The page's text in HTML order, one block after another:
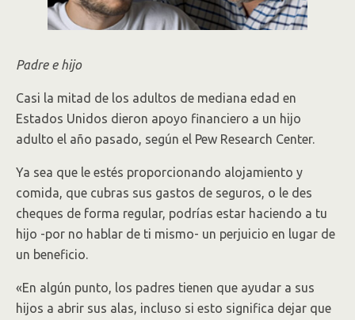
Padre e hijo
Casi la mitad de los adultos de mediana edad en
Estados Unidos dieron apoyo financiero a un hijo
adulto el año pasado, según el Pew Research Center.
Ya sea que le estés proporcionando alojamiento y
comida, que cubras sus gastos de seguros, o le des
cheques de forma regular, podrías estar haciendo a tu
hijo -por no hablar de ti mismo- un perjuicio en lugar de
un beneficio.
«En algún punto, los padres tienen que ayudar a sus
hijos a abrir sus alas, incluso si esto significa dejar que